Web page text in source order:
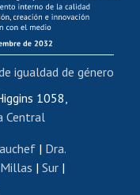
1058,
Central
| Dra.
| Sur |
igualdad de género